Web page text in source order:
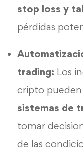
stop loss y
pérdidas
trading: Los
cripto pueden
sistemas de
tomar
de las